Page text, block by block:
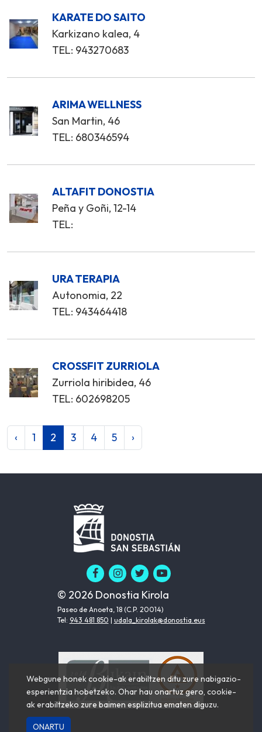
KARATE DO SAITO
Karkizano kalea, 4
TEL: 943270683
ARIMA WELLNESS
San Martin, 46
TEL: 680346594
ALTAFIT DONOSTIA
Peña y Goñi, 12-14
TEL:
URA TERAPIA
Autonomia, 22
TEL: 943464418
CROSSFIT ZURRIOLA
Zurriola hiribidea, 46
TEL: 602698205
‹ 1 2 3 4 5 ›
© 2026 Donostia Kirola
Paseo de Anoeta, 18 (C.P. 20014)
Tel: 943 481 850 | udala_kirolak@donostia.eus
Webgune honek cookie-ak erabiltzen ditu zure nabigazio-
esperientzia hobetzeko. Ohar hau onartuz gero, cookie-
ak erabiltzeko zure baimen esplizitua ematen diguzu.
ONARTU